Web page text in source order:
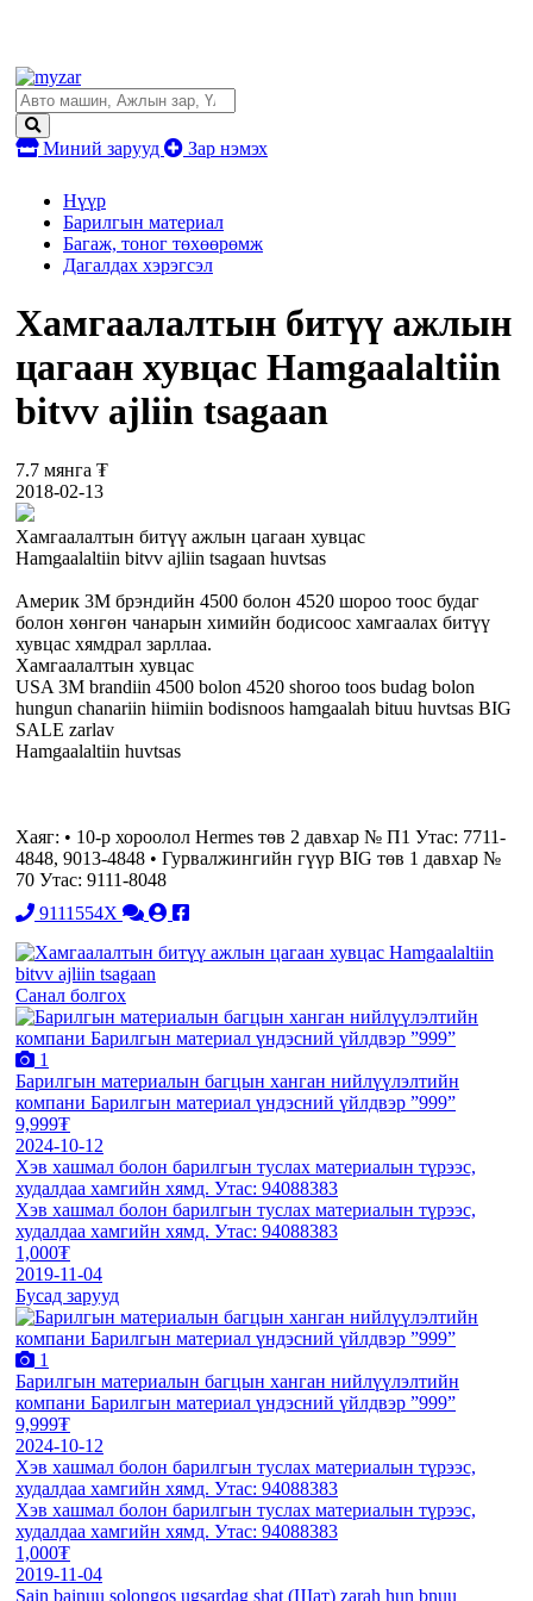
Миний зарууд Зар нэмэх
Нүүр
Барилгын материал
Багаж, тоног төхөөрөмж
Дагалдах хэрэгсэл
Хамгаалалтын битүү ажлын
цагаан хувцас Hamgaalaltiin
bitvv ajliin tsagaan
7.7 мянга ₮
2018-02-13
Хамгаалалтын битүү ажлын цагаан хувцас
Hamgaalaltiin bitvv ajliin tsagaan huvtsas
Америк 3М брэндийн 4500 болон 4520 шороо тоос будаг
болон хөнгөн чанарын химийн бодисоос хамгаалах битүү
хувцас хямдрал зарллаа.
Хамгаалалтын хувцас
USA 3M brandiin 4500 bolon 4520 shoroo toos budag bolon
hungun chanariin hiimiin bodisnoos hamgaalah bituu huvtsas BIG
SALE zarlav
Hamgaalaltiin huvtsas
Хаяг: • 10-р хороолол Hermes төв 2 давхар № П1 Утас: 7711-
4848, 9013-4848 • Гурвалжингийн гүүр BIG төв 1 давхар №
70 Утас: 9111-8048
9111554X
Санал болгох
1
Барилгын материалын багцын ханган нийлүүлэлтийн
компани Барилгын материал үндэсний үйлдвэр ”999”
9,999₮
2024-10-12
Хэв хашмал болон барилгын туслах материалын түрээс,
худалдаа хамгийн хямд. Утас: 94088383
Хэв хашмал болон барилгын туслах материалын түрээс,
худалдаа хамгийн хямд. Утас: 94088383
1,000₮
2019-11-04
Бусад зарууд
1
Барилгын материалын багцын ханган нийлүүлэлтийн
компани Барилгын материал үндэсний үйлдвэр ”999”
9,999₮
2024-10-12
Хэв хашмал болон барилгын туслах материалын түрээс,
худалдаа хамгийн хямд. Утас: 94088383
Хэв хашмал болон барилгын туслах материалын түрээс,
худалдаа хамгийн хямд. Утас: 94088383
1,000₮
2019-11-04
Sain bainuu solongos ugsardag shat (Шат) zarah hun bnuu